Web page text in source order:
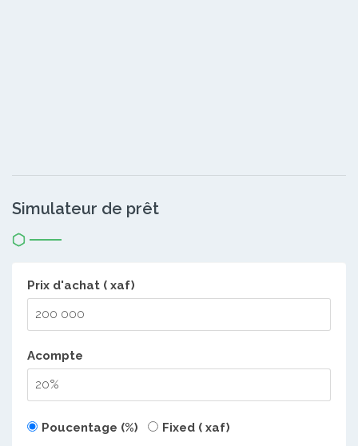
Simulateur de prêt
Prix d'achat ( xaf)
Acompte
Poucentage (%) Fixed ( xaf)